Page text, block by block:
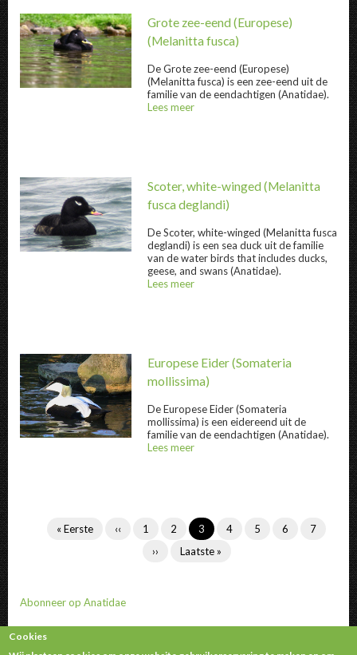
Grote zee-eend (Europese) " title="Grote
Grote zee-eend (Europese)
(Melanitta fusca)
DeGrote zee-eend (Europese)
(Melanitta fusca) is een zee-eend uit de
familie van de eendachtigen (Anatidae).
Lees meer
Scoter, white-winged " title="Scoter,
Scoter, white-winged (Melanitta
fusca deglandi)
DeScoter, white-winged (Melanitta fusca
deglandi) is een sea duck uit de familie
van de water birds that includes ducks,
geese, and swans (Anatidae).
Lees meer
Europese Eider " title="Europese Eider
Europese Eider(Somateria
mollissima)
DeEuropese Eider(Somateria
mollissima) is een eidereend uit de
familie van de eendachtigen (Anatidae).
Lees meer
PagineringEerste
« Eerste
Vorige
‹‹
Inhoud
doorzoeken
1
Inhoud
doorzoeken
2
Huidige
3
Inhoud
4
Inhoud
5
Inhoud
6
Inhoud
7
Volgende
››
Laatste
Laatste »
Abonneer op Anatidae
Cookies